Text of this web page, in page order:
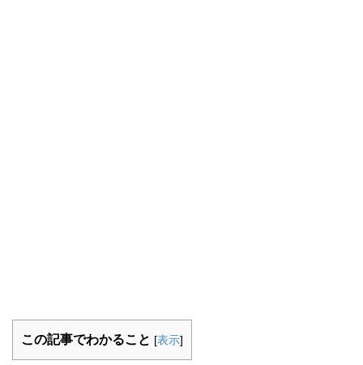
この記事でわかること [表示]